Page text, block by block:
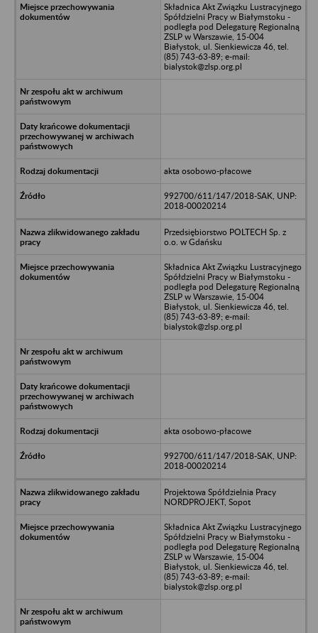
Składnica Akt Związku Lustracyjnego
Spółdzielni Pracy w Białymstoku -
podległa pod Delegaturę Regionalną
ZSLP w Warszawie, 15-004
Białystok, ul. Sienkiewicza 46, tel.
(85) 743-63-89; e-mail:
bialystok@zlsp.org.pl
akta osobowo-płacowe
992700/611/147/2018-SAK, UNP:
2018-00020214
Przedsiębiorstwo POLTECH Sp. z
o.o. w Gdańsku
Składnica Akt Związku Lustracyjnego
Spółdzielni Pracy w Białymstoku -
podległa pod Delegaturę Regionalną
ZSLP w Warszawie, 15-004
Białystok, ul. Sienkiewicza 46, tel.
(85) 743-63-89; e-mail:
bialystok@zlsp.org.pl
akta osobowo-płacowe
992700/611/147/2018-SAK, UNP:
2018-00020214
Projektowa Spółdzielnia Pracy
NORDPROJEKT, Sopot
Składnica Akt Związku Lustracyjnego
Spółdzielni Pracy w Białymstoku -
podległa pod Delegaturę Regionalną
ZSLP w Warszawie, 15-004
Białystok, ul. Sienkiewicza 46, tel.
(85) 743-63-89; e-mail:
bialystok@zlsp.org.pl